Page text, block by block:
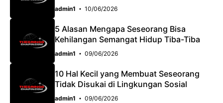
admin1 10/06/2026
5 Alasan Mengapa Seseorang Bisa
Kehilangan Semangat Hidup Tiba-Tiba
admin1 09/06/2026
10 Hal Kecil yang Membuat Seseorang
Tidak Disukai di Lingkungan Sosial
admin1 09/06/2026